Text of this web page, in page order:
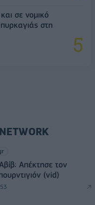
σε νομικό
πυρκαγιάς στη
Απέκτησε τον
(vid)